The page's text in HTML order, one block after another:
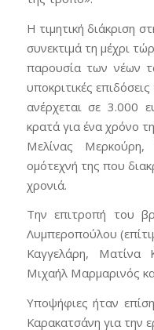
Η τιμητική διάκριση
συνεκτιμά τη μέχρι
παρουσία των νέων
υποκριτικές
ανέρχεται σε 3.000
κρατά για ένα χρόνο
Μελίνας
ομότεχνή της που
χρονιά.
Την επιτροπή του
Λυμπεροπούλου
Καγγελάρη, Ματίνα
Μιχαήλ Μαρμαρινός
Υποψήφιες ήταν
Καρακατσάνη για την